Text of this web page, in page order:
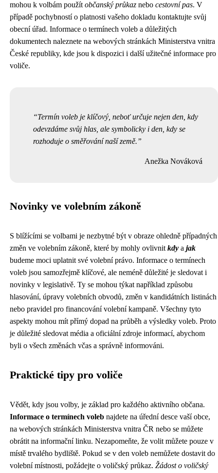
mohou k volbám použít občanský průkaz nebo cestovní pas. V
případě pochybností o platnosti vašeho dokladu kontaktujte svůj
obecní úřad. Informace o termínech voleb a důležitých
dokumentech naleznete na webových stránkách Ministerstva vnitra
České republiky, kde jsou k dispozici i další užitečné informace pro
voliče.
Termín voleb je klíčový, neboť určuje nejen den, kdy
odevzdáme svůj hlas, ale symbolicky i den, kdy se
rozhoduje o směřování naší země.
Anežka Nováková
Novinky ve volebním zákoně
S blížícími se volbami je nezbytné být v obraze ohledně případných
změn ve volebním zákoně, které by mohly ovlivnit kdy a jak
budeme moci uplatnit své volební právo. Informace o termínech
voleb jsou samozřejmě klíčové, ale neméně důležité je sledovat i
novinky v legislativě. Ty se mohou týkat například způsobu
hlasování, úpravy volebních obvodů, změn v kandidátních listinách
nebo pravidel pro financování volební kampaně. Všechny tyto
aspekty mohou mít přímý dopad na průběh a výsledky voleb. Proto
je důležité sledovat média a oficiální zdroje informací, abychom
byli o všech změnách včas a správně informováni.
Praktické tipy pro voliče
Vědět, kdy jsou volby, je základ pro každého aktivního občana.
Informace o termínech voleb najdete na úřední desce vaší obce,
na webových stránkách Ministerstva vnitra ČR nebo se můžete
obrátit na informační linku. Nezapomeňte, že volit můžete pouze v
místě trvalého bydliště. Pokud se v den voleb nemůžete dostavit do
volební místnosti, požádejte o voličský průkaz. Žádost o voličský